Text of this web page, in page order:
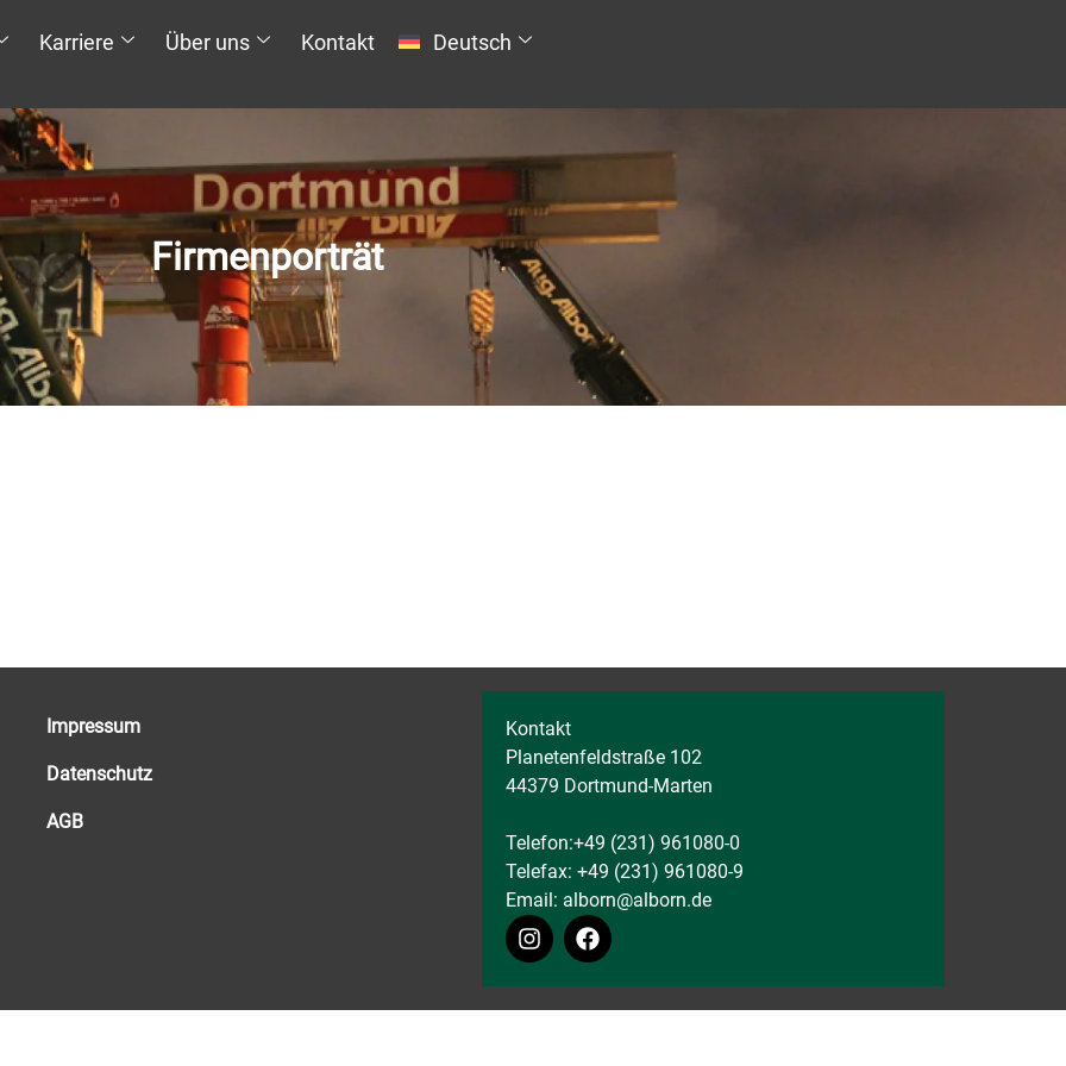
Karriere Über uns Kontakt Deutsch
Firmenporträt
Impressum
Datenschutz
AGB
Kontakt
Planetenfeldstraße 102
44379 Dortmund-Marten
Telefon:+49 (231) 961080-0
Telefax: +49 (231) 961080-9
Email: alborn@alborn.de